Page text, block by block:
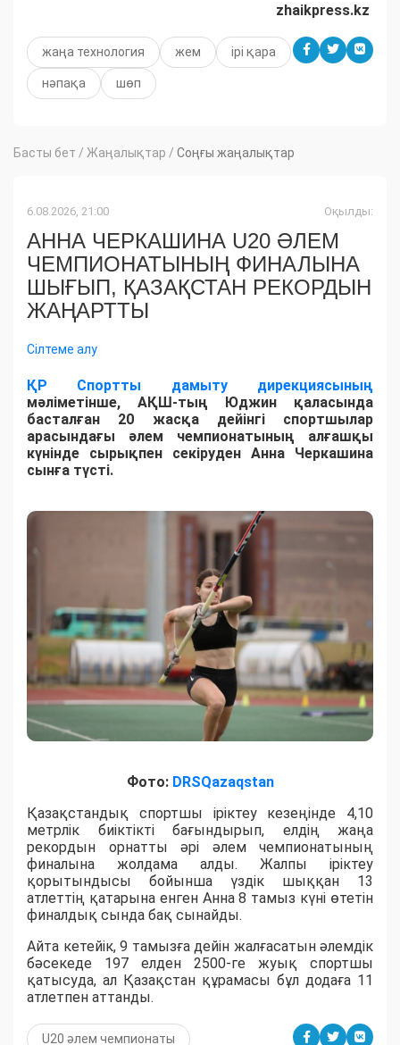
zhaikpress.kz
жаңа технология жем ірі қара
нәпақа шөп
Басты бет / Жаңалықтар / Соңғы жаңалықтар
6.08.2026, 21:00 Оқылды:
АННА ЧЕРКАШИНА U20 ӘЛЕМ
ЧЕМПИОНАТЫНЫҢ ФИНАЛЫНА
ШЫҒЫП, ҚАЗАҚСТАН РЕКОРДЫН
ЖАҢАРТТЫ
Сілтеме алу
ҚР Спортты дамыту дирекциясының
мәліметінше, АҚШ-тың Юджин қаласында
басталған 20 жасқа дейінгі спортшылар
арасындағы әлем чемпионатының алғашқы
күнінде сырықпен секіруден Анна Черкашина
сынға түсті.
Фото: DRSQazaqstan
Қазақстандық спортшы іріктеу кезеңінде 4,10
метрлік биіктікті бағындырып, елдің жаңа
рекордын орнатты әрі әлем чемпионатының
финалына жолдама алды. Жалпы іріктеу
қорытындысы бойынша үздік шыққан 13
атлеттің қатарына енген Анна 8 тамыз күні өтетін
финалдық сында бақ сынайды.
Айта кетейік, 9 тамызға дейін жалғасатын әлемдік
бәсекеде 197 елден 2500-ге жуық спортшы
қатысуда, ал Қазақстан құрамасы бұл додаға 11
атлетпен аттанды.
U20 әлем чемпионаты